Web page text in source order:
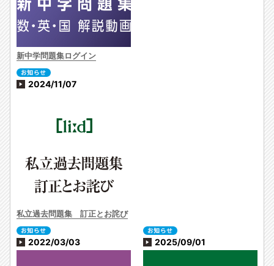
新中学問題集ログイン
2024/11/07
私立過去問題集 訂正とお詫び
2022/03/03 2025/09/01